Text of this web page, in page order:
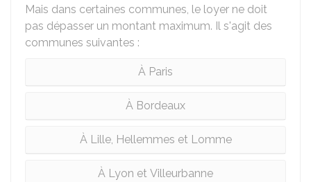
Mais dans certaines communes, le loyer ne doit
pas dépasser un montant maximum. Il s'agit des
communes suivantes :
À Paris
À Bordeaux
À Lille, Hellemmes et Lomme
À Lyon et Villeurbanne